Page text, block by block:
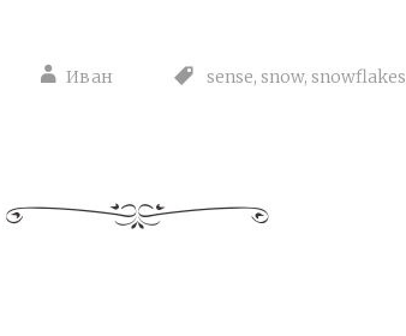
Иван sense, snow, snowflakes